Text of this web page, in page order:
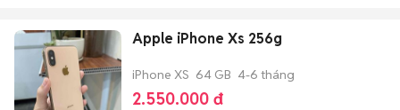
Apple iPhone Xs 256g
iPhone XS 64 GB 4-6 tháng
2.550.000 đ